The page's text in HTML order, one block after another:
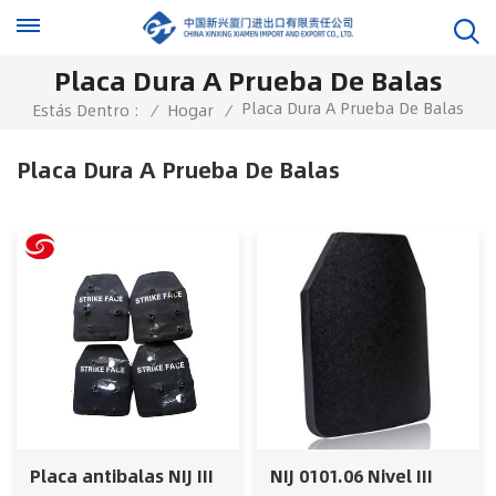
Placa Dura A Prueba De Balas
Estás Dentro : / Hogar / Placa Dura A Prueba De Balas
Placa Dura A Prueba De Balas
Placa antibalas NIJ III
NIJ 0101.06 Nivel III